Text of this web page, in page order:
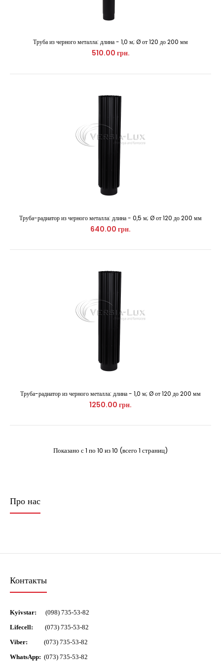
Розетта под 90º из черного металла: Ø от 120 до 200 мм
60.00 грн.
Труба из черного металла: длина - 0,5 м; Ø от 120 до 200 мм
380.00 грн.
Труба из черного металла: длина - 1,0 м; Ø от 120 до 200 мм
510.00 грн.
Труба-радиатор из черного металла: длина - 0,5 м; Ø от 120 до 200 мм
640.00 грн.
Труба-радиатор из черного металла: длина - 1,0 м; Ø от 120 до 200 мм
1250.00 грн.
Показано с 1 по 10 из 10 (всего 1 страниц)
Про нас
Контакты
Kyivstar:
(098) 735-53-82
Lifecell: (073) 735-53-82
Viber:
(073) 735-53-82
WhatsApp: (073) 735-53-82